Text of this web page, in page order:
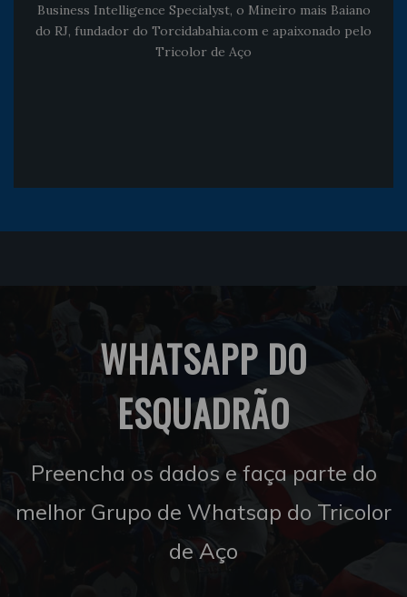
Business Intelligence Specialyst, o Mineiro mais Baiano
do RJ, fundador do Torcidabahia.com e apaixonado pelo
Tricolor de Aço
WHATSAPP DO
ESQUADRÃO
Preencha os dados e faça parte do
melhor Grupo de Whatsap do Tricolor
de Aço